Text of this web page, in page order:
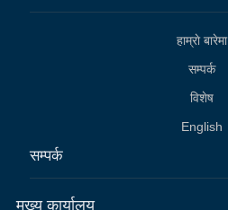
हाम्राे बारेमा
सम्पर्क
विशेष
English
सम्पर्क
मुख्य कार्यालय